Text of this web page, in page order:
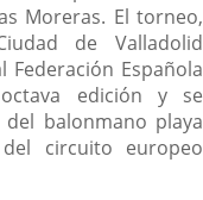
Moreras. El torneo,
de Valladolid
Española
edición y se
balonmano playa
circuito europeo